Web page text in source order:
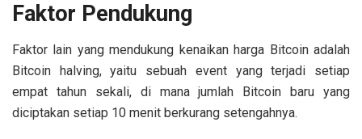
Faktor Pendukung
Faktor lain yang mendukung kenaikan harga Bitcoin adalah
Bitcoin halving, yaitu sebuah event yang terjadi setiap
empat tahun sekali, di mana jumlah Bitcoin baru yang
diciptakan setiap 10 menit berkurang setengahnya.